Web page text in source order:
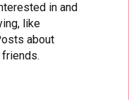
in and
like
about
friends.